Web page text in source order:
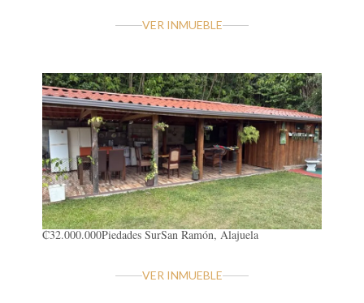
VER INMUEBLE
₡32.000.000Piedades SurSan Ramón, Alajuela
VER INMUEBLE